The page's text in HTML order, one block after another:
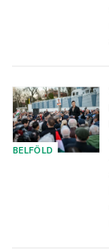
BELFÖLD